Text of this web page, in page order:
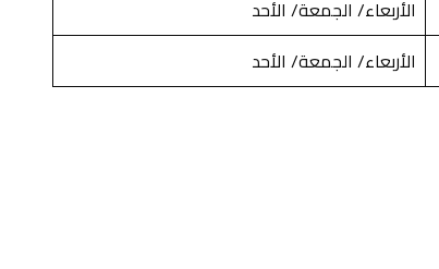
الأربعاء/ الجمعة/ الأحد
الأربعاء/ الجمعة/ الأحد